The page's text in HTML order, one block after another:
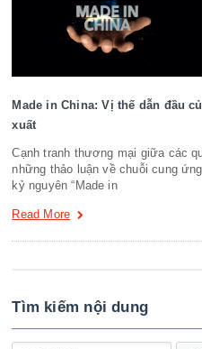
Made in China: Vị thế dẫn đầu
xuất
Cạnh tranh thương mại giữa các
những thảo luận về chuỗi cung
kỷ nguyên “Made in
Read More
Tìm kiếm nội dung